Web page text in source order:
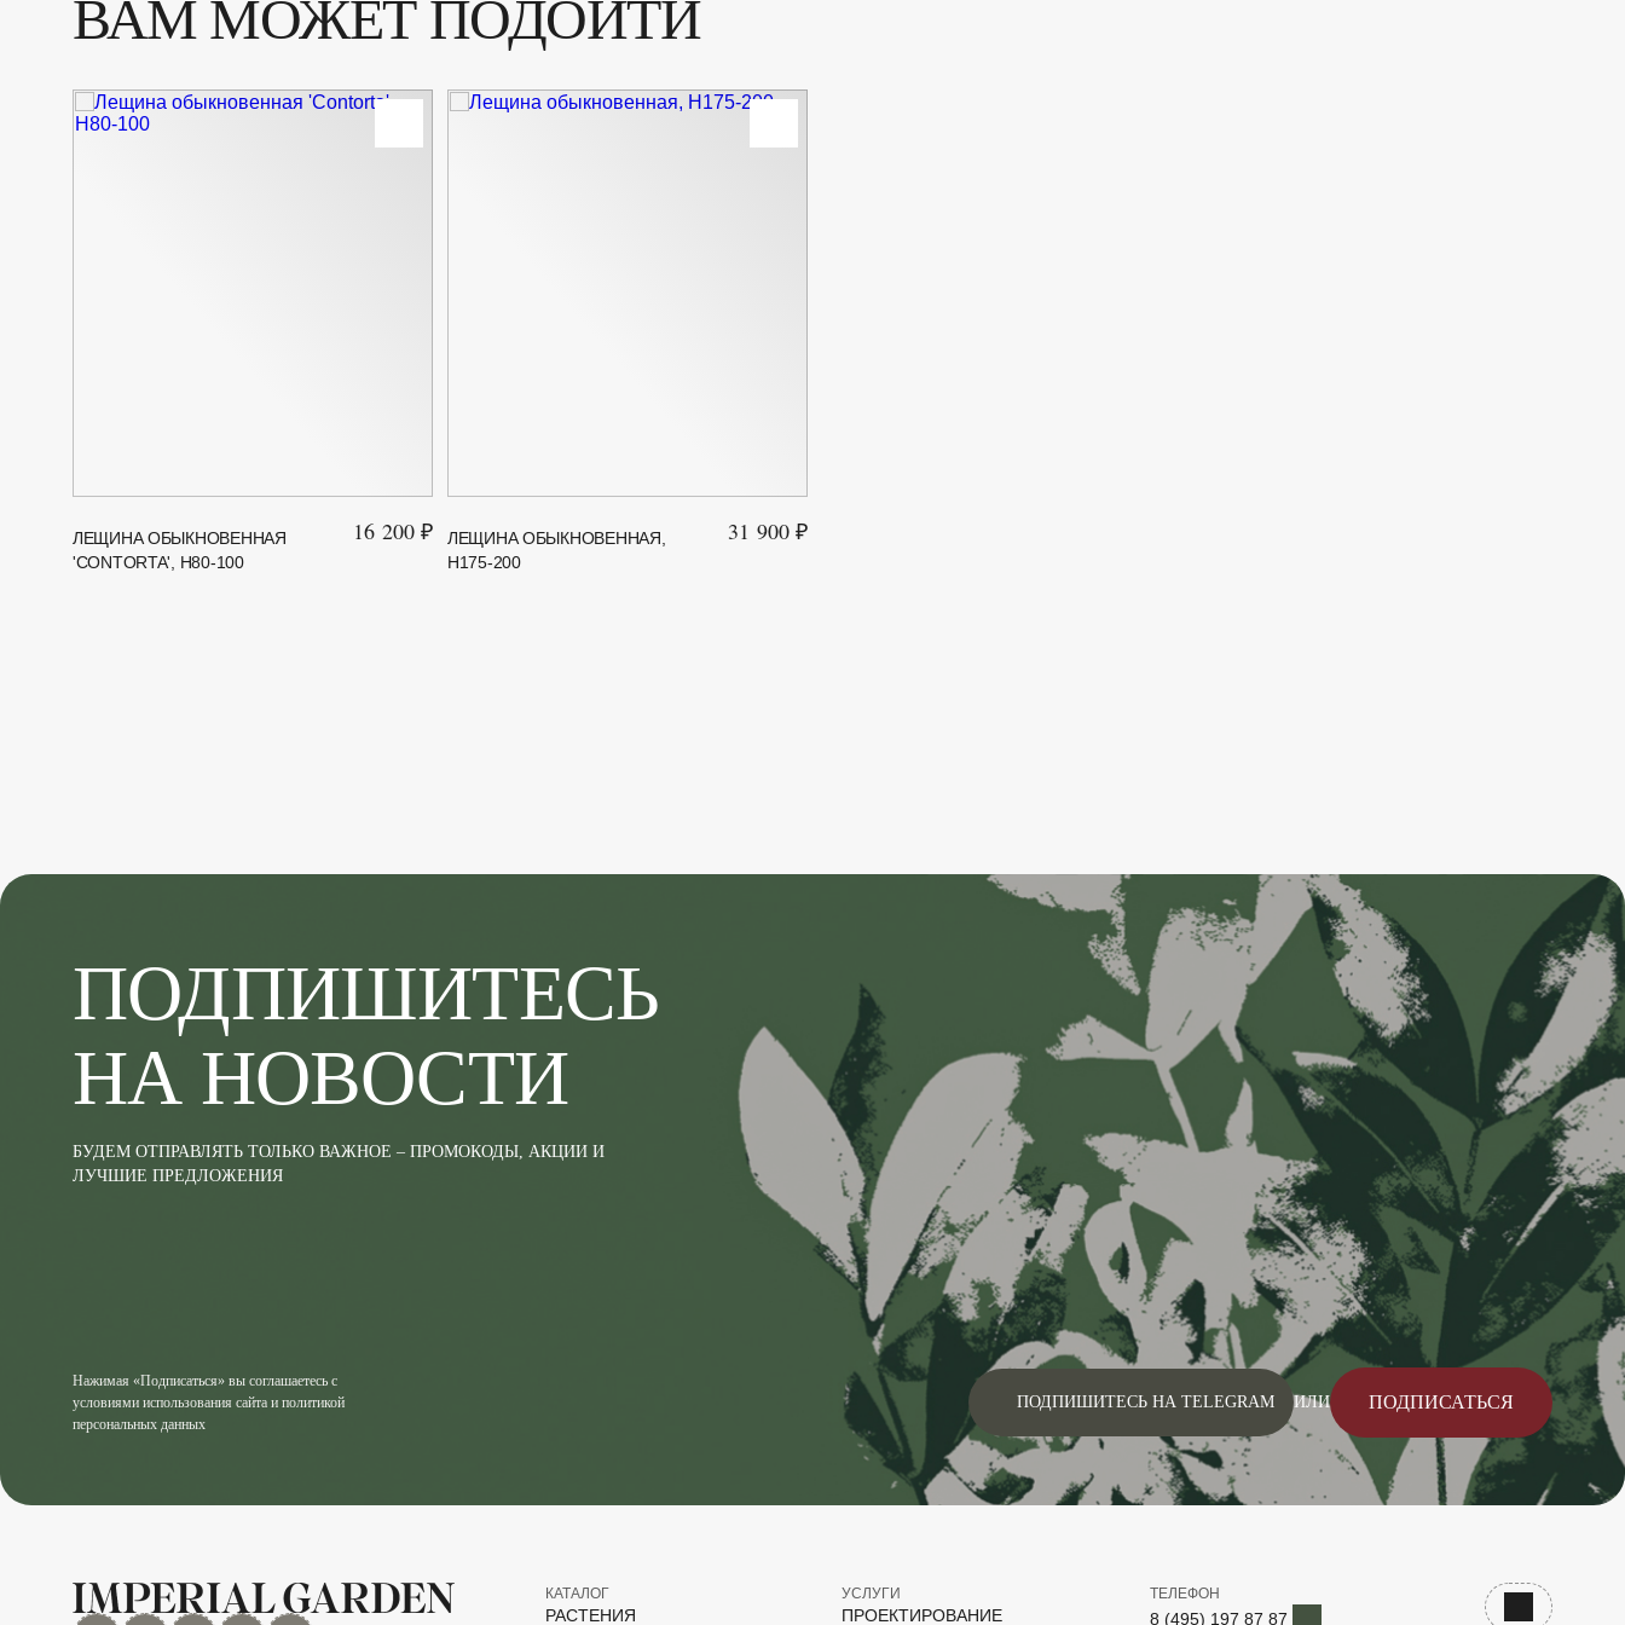
ВАМ МОЖЕТ ПОДОЙТИ
ЛЕЩИНА ОБЫКНОВЕННАЯ
'CONTORTA', H80-100
16 200 ₽
ЛЕЩИНА ОБЫКНОВЕННАЯ,
H175-200
31 900 ₽
ПОДПИШИТЕСЬ
НА НОВОСТИ
БУДЕМ ОТПРАВЛЯТЬ ТОЛЬКО ВАЖНОЕ – ПРОМОКОДЫ, АКЦИИ И
ЛУЧШИЕ ПРЕДЛОЖЕНИЯ
Нажимая «Подписаться» вы соглашаетесь с
условиями использования сайта и политикой
персональных данных
ПОДПИШИТЕСЬ НА TELEGRAM ИЛИ ПОДПИСАТЬСЯ
КАТАЛОГ
РАСТЕНИЯ
УСЛУГИ
ПРОЕКТИРОВАНИЕ
ТЕЛЕФОН
8 (495) 197 87 87 Наверх